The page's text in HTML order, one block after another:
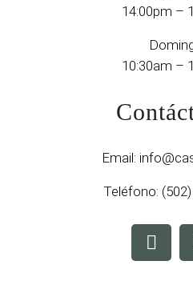
14:00pm –
10:30am –
Email:
Teléfono: